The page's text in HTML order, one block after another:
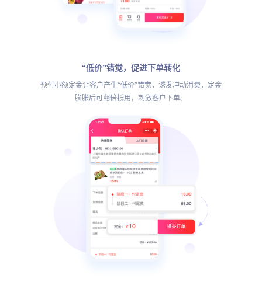
“低价”错觉，促进下单转化
预付小额定金让客户产生“低价”错觉，诱发冲动消费，定金
膨胀后可翻倍抵用，刺激客户下单。